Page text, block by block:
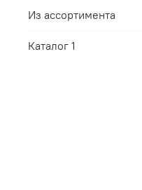
Из ассортимента
Каталог 1